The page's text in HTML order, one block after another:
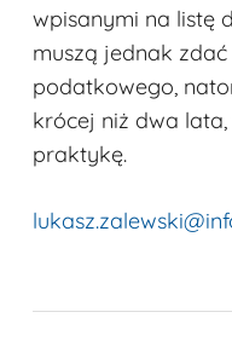
wpisanymi na listę
muszą jednak
podatkowego,
krócej niż dwa
praktykę.